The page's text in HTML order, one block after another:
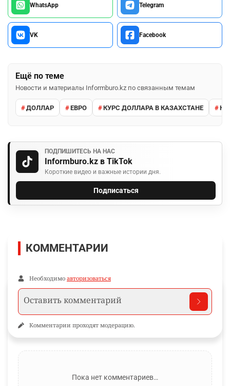
WhatsApp Telegram
VK Facebook
Ещё по теме
Новости и материалы Informburo.kz по связанным темам
ДОЛЛАР ЕВРО КУРС ДОЛЛАРА В КАЗАХСТАНЕ
ПОДПИШИТЕСЬ НА НАС
Informburo.kz в TikTok
Короткие видео и важные истории дня.
Подписаться
КОММЕНТАРИИ
Необходимо авторизоваться
Комментарии проходят модерацию.
Пока нет комментариев…